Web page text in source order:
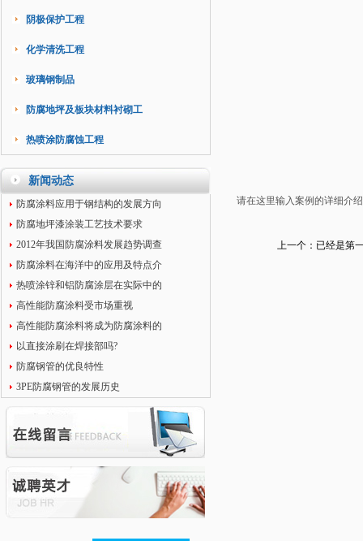
阴极保护工程
化学清洗工程
玻璃钢制品
防腐地坪及板块材料衬砌工
热喷涂防腐蚀工程
新闻动态
防腐涂料应用于钢结构的发展方向
防腐地坪漆涂装工艺技术要求
2012年我国防腐涂料发展趋势调查
防腐涂料在海洋中的应用及特点介
热喷涂锌和铝防腐涂层在实际中的
高性能防腐涂料受市场重视
高性能防腐涂料将成为防腐涂料的
以直接涂刷在焊接部吗?
防腐钢管的优良特性
3PE防腐钢管的发展历史
请在这里输入案例的详细介绍
上一个：已经是第